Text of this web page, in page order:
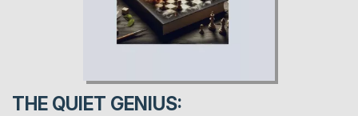
THE QUIET GENIUS: